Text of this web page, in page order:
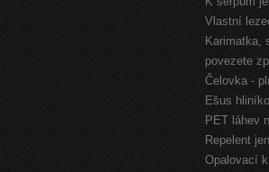
Vlastní
Karimatka,
povezete
Čelovka -
Ešus
PET láhev
Repelent
Opalovací